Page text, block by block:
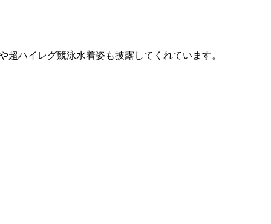
ハイレグ競泳水着姿も披露してくれています。